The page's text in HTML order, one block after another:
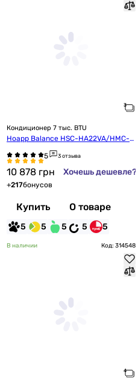
Кондиционер 7 тыс. BTU
Hoapp Balance HSC-HA22VA/HMC-H
3 отзыва
10 878 грн Хочешь дешевле?
+217бонусов
Купить О товаре
5 5 5 5 5
В наличии Код: 314548